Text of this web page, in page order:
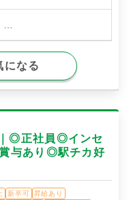
になる
｜◎正社員◎インセ
与あり◎駅チカ好
新卒可
昇給あり